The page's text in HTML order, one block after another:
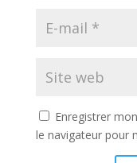
Enregistrer
le navigateur pour